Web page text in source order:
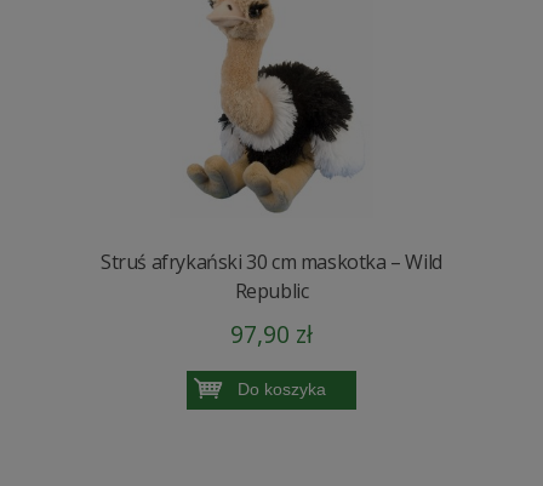
Struś afrykański 30 cm maskotka – Wild
Republic
97,90 zł
Do koszyka